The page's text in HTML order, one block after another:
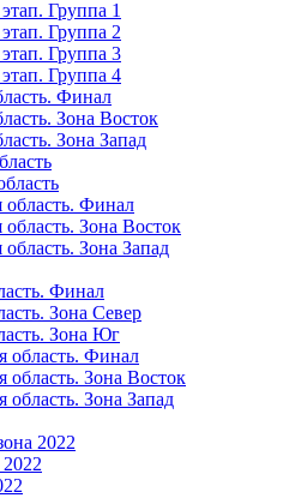
Группа 1
Группа 2
Группа 3
Группа 4
Финал
Зона Восток
Зона Запад
область. Финал
область. Зона Восток
область. Зона Запад
Финал
Зона Север
Зона Юг
область. Финал
область. Зона Восток
область. Зона Запад
2022